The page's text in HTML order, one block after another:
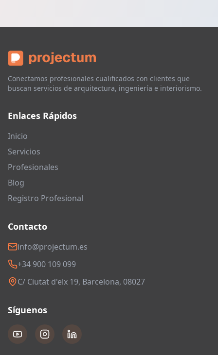
Conectamos profesionales cualificados con clientes que
buscan servicios de arquitectura, ingeniería e interiorismo.
Enlaces Rápidos
Inicio
Servicios
Profesionales
Blog
Registro Profesional
Contacto
info@projectum.es
+34 900 109 099
C/ Ciutat d'elx 19, Barcelona, 08027
Síguenos